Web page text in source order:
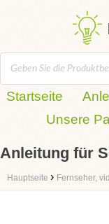
Startseite
Unsere
Anleitung für
Hauptseite › Fernseher,